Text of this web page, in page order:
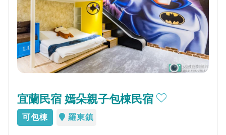
宜蘭民宿 嫣朵親子包棟民宿
可包棟 羅東鎮